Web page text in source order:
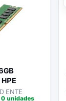
ENTE
0 unidades